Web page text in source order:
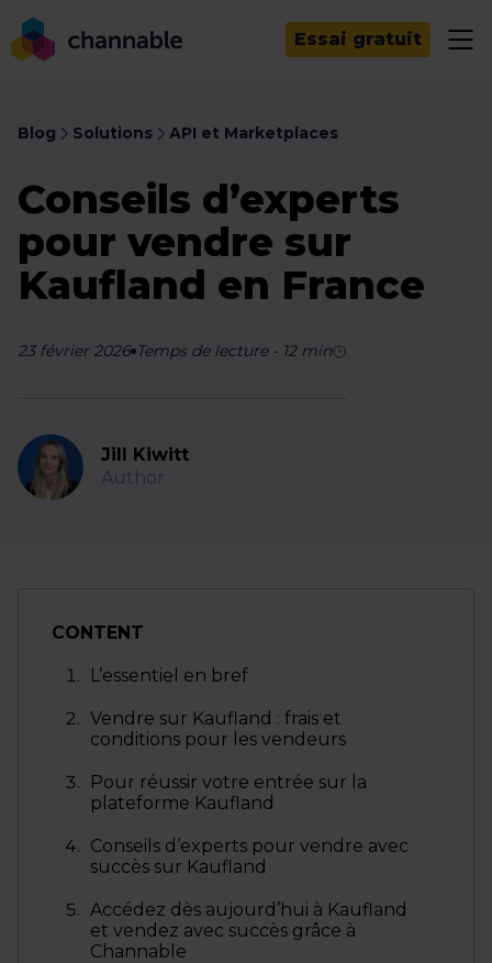
Essai gratuit
Blog Solutions API et Marketplaces
Conseils d’experts
pour vendre sur
Kaufland en France
23 février 2026 Temps de lecture- 12min
Jill Kiwitt
Author
CONTENT
L’essentiel en bref
Vendre sur Kaufland : frais et
conditions pour les vendeurs
Pour réussir votre entrée sur la
plateforme Kaufland
Conseils d’experts pour vendre avec
succès sur Kaufland
Accédez dès aujourd’hui à Kaufland
et vendez avec succès grâce à
Channable